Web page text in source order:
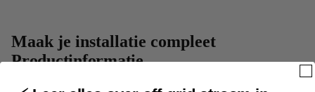
Maak je installatie compleet
Productinformatie